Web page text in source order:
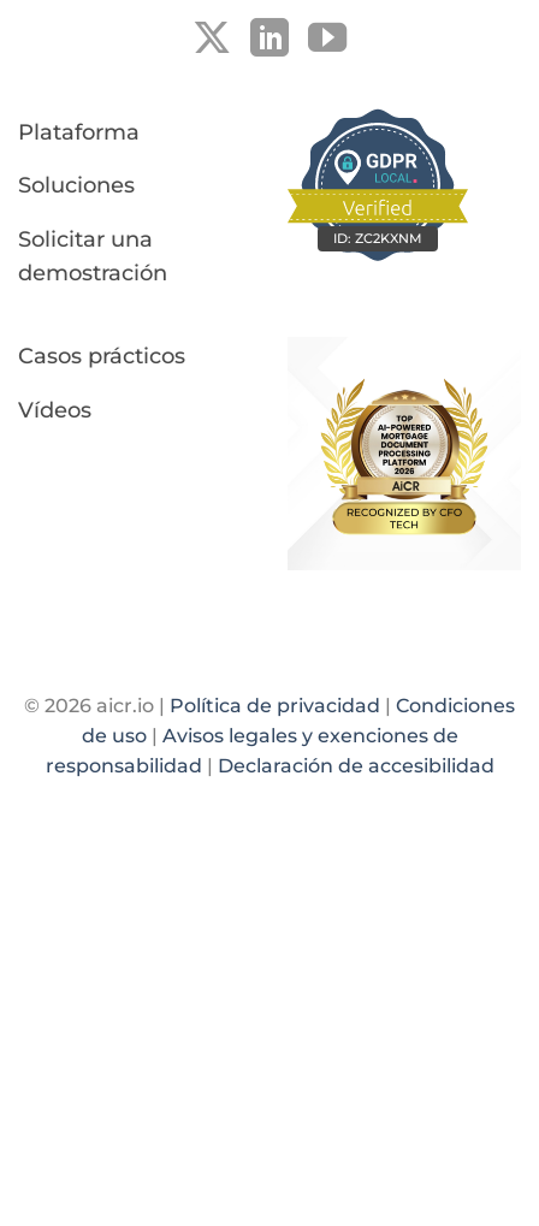
Plataforma
Soluciones
Solicitar una
demostración
Casos prácticos
Vídeos
ID: ZC2KXNM
© 2026 aicr.io | Política de privacidad | Condiciones
de uso| Avisos legales y exenciones de
responsabilidad | Declaración de accesibilidad